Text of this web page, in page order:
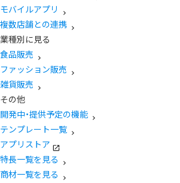
モバイルアプリ
複数店舗との連携
業種別に見る
食品販売
ファッション販売
雑貨販売
その他
開発中・提供予定の機能
テンプレート一覧
アプリストア
特長一覧を見る
商材一覧を見る